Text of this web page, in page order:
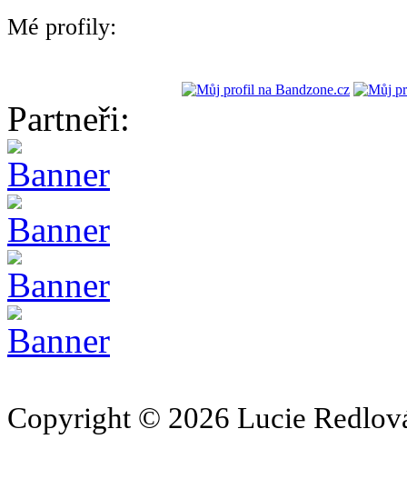
Mé profily:
Partneři:
Copyright © 2026 Lucie